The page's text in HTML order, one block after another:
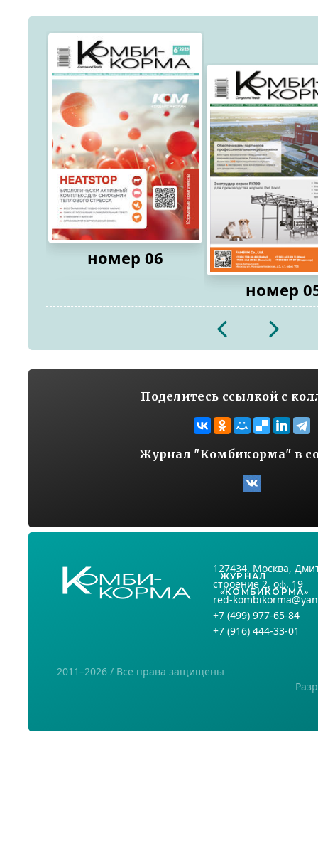
номер 06
номер
2026
Поделитесь ссылкой с
Журнал "Комбикорма" в
ЖУРНАЛ
«КОМБИКОРМА»
127434, Москва,
строение 2, оф. 19
red-
+7 (499) 977-65-84
+7 (916) 444-33-01
2011–2026 / Все права защищены